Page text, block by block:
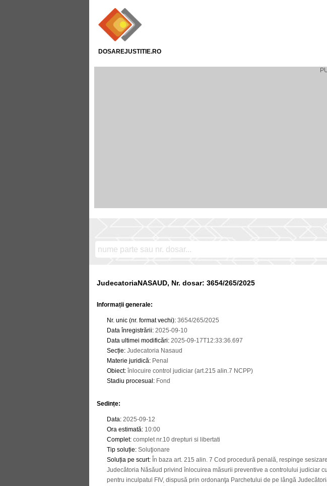
DOSAREJUSTITIE.RO
JudecatoriaNASAUD, Nr. dosar: 3654/265/2025
Informații generale:
Nr. unic (nr. format vechi): 3654/265/2025
Data înregistrării: 2025-09-10
Data ultimei modificări: 2025-09-17T12:33:36.697
Secție: Judecatoria Nasaud
Materie juridică: Penal
Obiect: înlocuire control judiciar (art.215 alin.7 NCPP)
Stadiu procesual : Fond
Sedințe:
Data: 2025-09-12
Ora estimată: 10:00
Complet: complet nr.10 drepturi si libertati
Tip soluție: Soluţionare
Soluția pe scurt: În baza art. 215 alin. 7 Cod procedură penală, respinge
Judecătoria Năsăud privind înlocuirea măsurii preventive a controlului judiciar
pentru inculpatul FIV, dispusă prin ordonanţa Parchetului de pe lângă